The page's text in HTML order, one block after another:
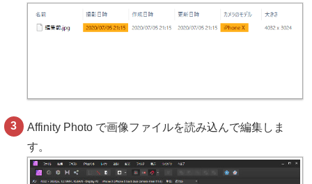
Affinity Photo で画像ファイルを読み込んで編集しま
す。